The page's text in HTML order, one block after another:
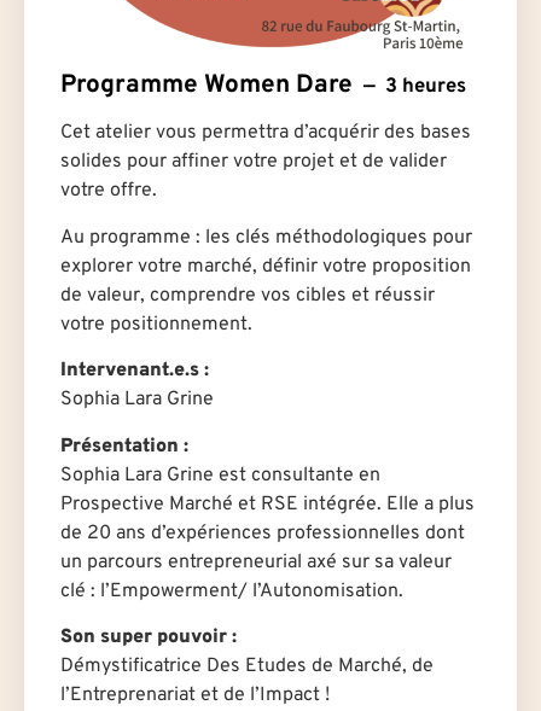
Programme Women Dare 3 heures
Cet atelier vous permettra d’acquérir des bases
solides pour affiner votre projet et de valider
votre offre.
Au programme : les clés méthodologiques pour
explorer votre marché, définir votre proposition
de valeur, comprendre vos cibles et réussir
votre positionnement.
Intervenant.e.s :
Sophia Lara Grine
Présentation :
Sophia Lara Grine est consultante en
Prospective Marché et RSE intégrée. Elle a plus
de 20 ans d’expériences professionnelles dont
un parcours entrepreneurial axé sur sa valeur
clé : l’Empowerment/ l’Autonomisation.
Son super pouvoir :
Démystificatrice Des Etudes de Marché, de
l’Entreprenariat et de l’Impact !